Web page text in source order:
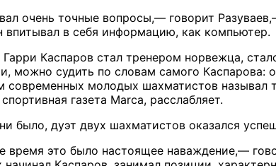
очень точные вопросы,— говорит
впитывал в себя информацию, как компьютер.
Каспаров стал тренером норвежца,
можно судить по словам самого Каспарова:
современных молодых шахматистов называл
газета Marca, расслабляет.
было, дуэт двух шахматистов оказался
время это было настоящее наваждение,—